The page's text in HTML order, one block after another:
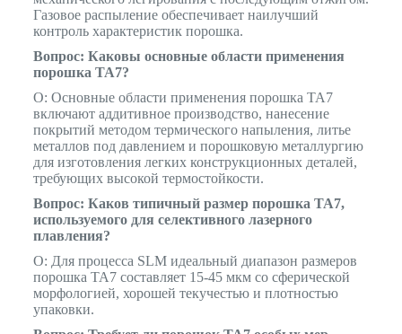
Газовое распыление обеспечивает наилучший
контроль характеристик порошка.
Вопрос: Каковы основные области применения
порошка TA7?
О: Основные области применения порошка TA7
включают аддитивное производство, нанесение
покрытий методом термического напыления, литье
металлов под давлением и порошковую металлургию
для изготовления легких конструкционных деталей,
требующих высокой термостойкости.
Вопрос: Каков типичный размер порошка TA7,
используемого для селективного лазерного
плавления?
О: Для процесса SLM идеальный диапазон размеров
порошка TA7 составляет 15-45 мкм со сферической
морфологией, хорошей текучестью и плотностью
упаковки.